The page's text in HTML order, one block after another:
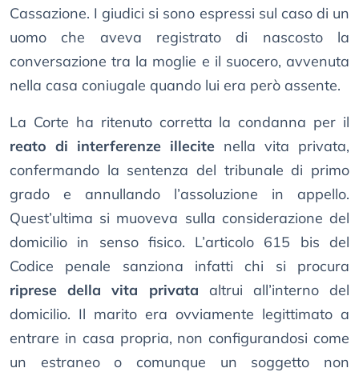
Cassazione. I giudici si sono espressi sul caso di un
uomo che aveva registrato di nascosto la
conversazione tra la moglie e il suocero, avvenuta
nella casa coniugale quando lui era però assente.
La Corte ha ritenuto corretta la condanna per il
reato di interferenze illecite nella vita privata,
confermando la sentenza del tribunale di primo
grado e annullando l’assoluzione in appello.
Quest’ultima si muoveva sulla considerazione del
domicilio in senso fisico. L’articolo 615 bis del
Codice penale sanziona infatti chi si procura
riprese della vita privata altrui all’interno del
domicilio. Il marito era ovviamente legittimato a
entrare in casa propria, non configurandosi come
un estraneo o comunque un soggetto non